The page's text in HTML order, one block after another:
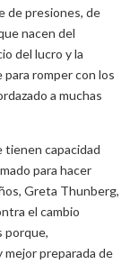
de presiones, de
nacen del
del lucro y la
romper con los
a muchas
tienen capacidad
para hacer
Greta Thunberg,
el cambio
porque,
mejor preparada de